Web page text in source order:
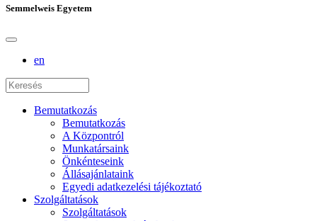
Semmelweis Egyetem
en
Bemutatkozás
Bemutatkozás
A Központról
Munkatársaink
Önkénteseink
Állásajánlataink
Egyedi adatkezelési tájékoztató
Szolgáltatások
Szolgáltatások